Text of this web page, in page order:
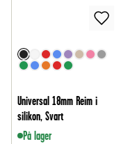
Universal 18mm Reim i
silikon, Svart
På lager